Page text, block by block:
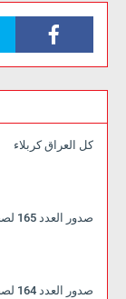
كل العراق كربلاء
صدور العدد 165 لصحيفة الحدث الاسبوعي من لندن
صدور العدد 164 لصحيفة الحدث الاسبوعي من لندن